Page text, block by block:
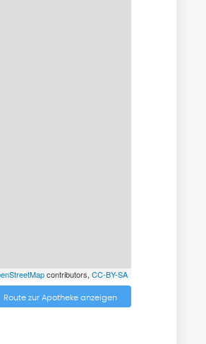
contributors, CC-BY-SA
Route zur Apotheke anzeigen